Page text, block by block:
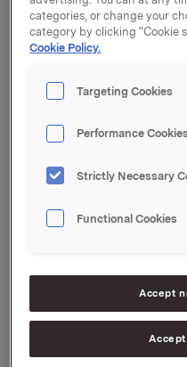
- Vi ønsker ikke å ha
avviker fra våre strenge
utelukke at det her
kan forårsake ubehag
svært lite sannsynlig.
Personal Care.
Det var selskapets egen
produktet. Totalt er det
Produksjonskoden står
categories, or change your
category by clicking “Cookie
Cookie Policy.
Targeting Cookies
Performance Cookies
Strictly Necessary
Functional Cookies
Accept